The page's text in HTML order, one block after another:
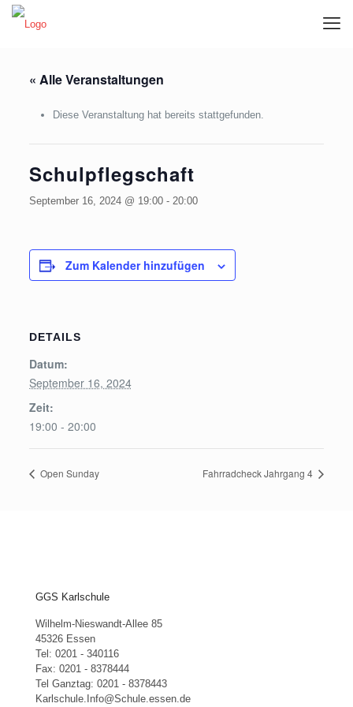
« Alle Veranstaltungen
Diese Veranstaltung hat bereits stattgefunden.
Schulpflegschaft
September 16, 2024 @ 19:00- 20:00
Zum Kalender hinzufügen
DETAILS
Datum:
September 16, 2024
Zeit:
19:00 - 20:00
Open Sunday Fahrradcheck Jahrgang 4
GGS Karlschule
Wilhelm-Nieswandt-Allee 85
45326 Essen
Tel: 0201 - 340116
Fax: 0201 - 8378444
Tel Ganztag: 0201 - 8378443
Karlschule.Info@Schule.essen.de